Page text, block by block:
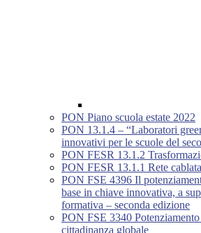
PON Piano scuola estate 2022
PON 13.1.4 – “Laboratori
innovativi per le scuole del
PON FESR 13.1.2
PON FESR 13.1.1 Rete cablata
PON FSE 4396 Il
base in chiave innovativa, a
formativa – seconda edizione
PON FSE 3340
cittadinanza globale